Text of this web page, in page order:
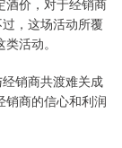
酒价，对于经销商
，这场活动所覆
活动。
销商共渡难关成
销商的信心和利润